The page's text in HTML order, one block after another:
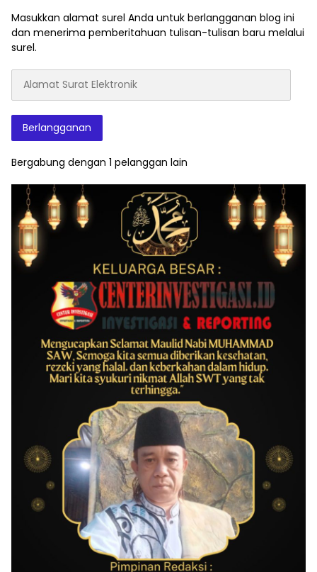
Masukkan alamat surel Anda untuk berlangganan blog ini
dan menerima pemberitahuan tulisan-tulisan baru melalui
surel.
Surat
Elektronik
Berlangganan
Bergabung dengan 1 pelanggan lain